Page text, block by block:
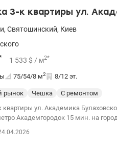
10 минут пешком, рядом с
просмотр в удобное для Вас время. Цена 47 000 у.е тел.
1122551
3-к квартиры ул.
, Святошинский, Киев
1 533 $ / м2*
75/54/8 м2 8/12 эт.
рынок Чешка
С ремонтом
Академика Булаховского 38. С современным ремонтом в
Академгородок 15 мин. на